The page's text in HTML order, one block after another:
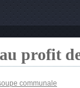
profit
communale